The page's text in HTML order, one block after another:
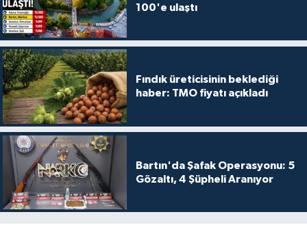
100'e ulaştı
Fındık üreticisinin beklediği
haber: TMO fiyatı açıkladı
Bartın'da Şafak Operasyonu: 5
Gözaltı, 4 Şüpheli Aranıyor